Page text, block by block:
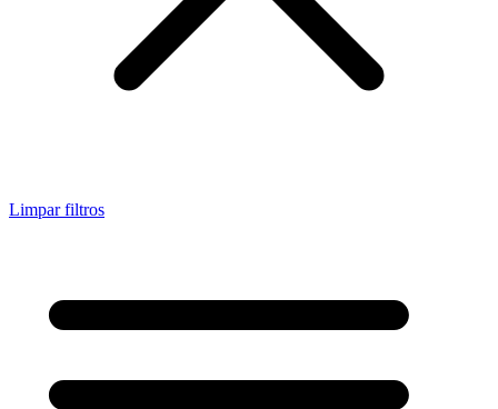
Limpar filtros